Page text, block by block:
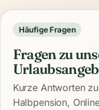
Häufige Fragen
Fragen zu
Kurze Antworten
Halbpension,